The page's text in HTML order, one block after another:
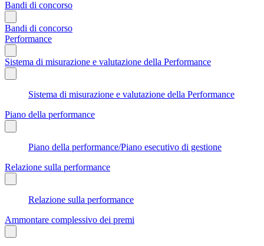
Bandi di concorso
Bandi di concorso
Performance
Sistema di misurazione e valutazione della Performance
Sistema di misurazione e valutazione della Performance
Piano della performance
Piano della performance/Piano esecutivo di gestione
Relazione sulla performance
Relazione sulla performance
Ammontare complessivo dei premi